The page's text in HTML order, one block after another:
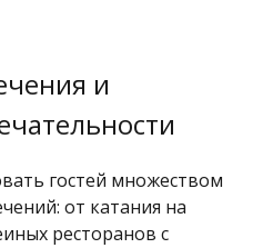
и
гостей множеством
от катания на
ресторанов с